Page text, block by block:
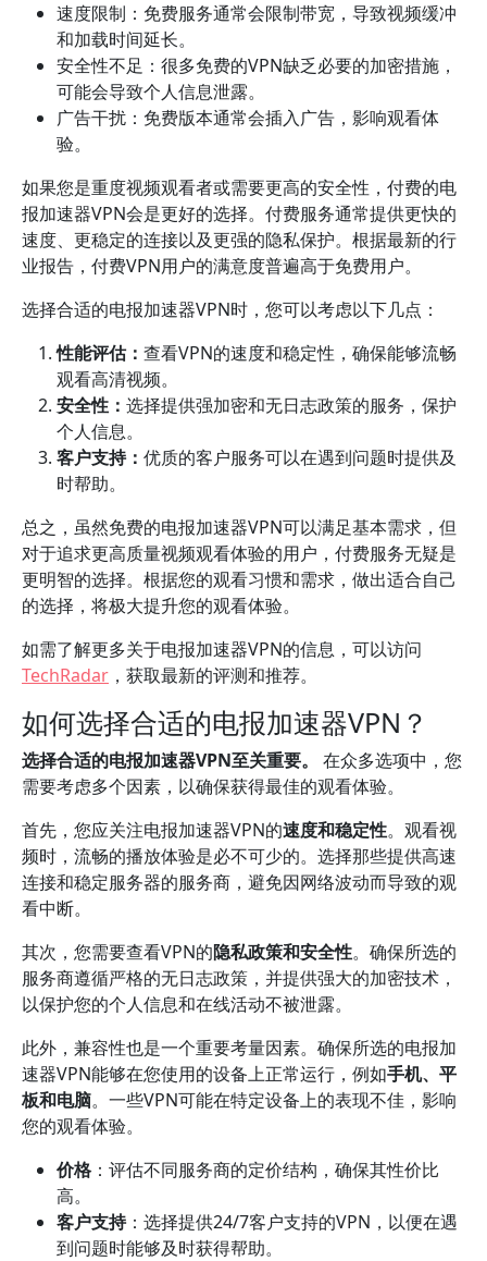
速度限制：免费服务通常会限制带宽，导致视频缓冲
和加载时间延长。
安全性不足：很多免费的VPN缺乏必要的加密措施，
可能会导致个人信息泄露。
广告干扰：免费版本通常会插入广告，影响观看体
验。
如果您是重度视频观看者或需要更高的安全性，付费的电
报加速器VPN会是更好的选择。付费服务通常提供更快的
速度、更稳定的连接以及更强的隐私保护。根据最新的行
业报告，付费VPN用户的满意度普遍高于免费用户。
选择合适的电报加速器VPN时，您可以考虑以下几点：
性能评估： 查看VPN的速度和稳定性，确保能够流畅
观看高清视频。
安全性： 选择提供强加密和无日志政策的服务，保护
个人信息。
客户支持： 优质的客户服务可以在遇到问题时提供及
时帮助。
总之，虽然免费的电报加速器VPN可以满足基本需求，但
对于追求更高质量视频观看体验的用户，付费服务无疑是
更明智的选择。根据您的观看习惯和需求，做出适合自己
的选择，将极大提升您的观看体验。
如需了解更多关于电报加速器VPN的信息，可以访问
TechRadar ，获取最新的评测和推荐。
如何选择合适的电报加速器VPN？
选择合适的电报加速器VPN至关重要。
在众多选项中，您
需要考虑多个因素，以确保获得最佳的观看体验。
首先，您应关注电报加速器VPN的速度和稳定性。观看视
频时，流畅的播放体验是必不可少的。选择那些提供高速
连接和稳定服务器的服务商，避免因网络波动而导致的观
看中断。
其次，您需要查看VPN的隐私政策和安全性。确保所选的
服务商遵循严格的无日志政策，并提供强大的加密技术，
以保护您的个人信息和在线活动不被泄露。
此外，兼容性也是一个重要考量因素。确保所选的电报加
速器VPN能够在您使用的设备上正常运行，例如手机、平
板和电脑。一些VPN可能在特定设备上的表现不佳，影响
您的观看体验。
价格 ：评估不同服务商的定价结构，确保其性价比
高。
客户支持：选择提供24/7客户支持的VPN，以便在遇
到问题时能够及时获得帮助。